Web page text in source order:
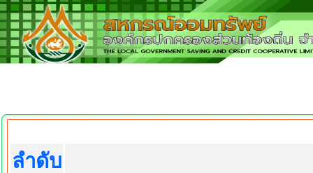
ลำดับ